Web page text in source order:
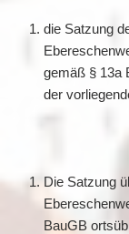
die Satzung
gemäß § 13a
der
Die Satzung
BauGB